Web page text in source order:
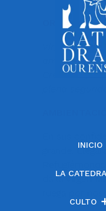
INICIO
LA
CULTO
ORACIÓN
Virgen y
amor, a
Creemos y
plena
En sus
grande.
da la Virgen